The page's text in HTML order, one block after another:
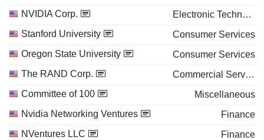
NVIDIA Corp.
Electronic Technology
Stanford University
Consumer Services
Oregon State University
Consumer Services
The RAND Corp.
Commercial Services
Committee of 100
Miscellaneous
Nvidia Networking Ventures
Finance
NVentures LLC
Finance